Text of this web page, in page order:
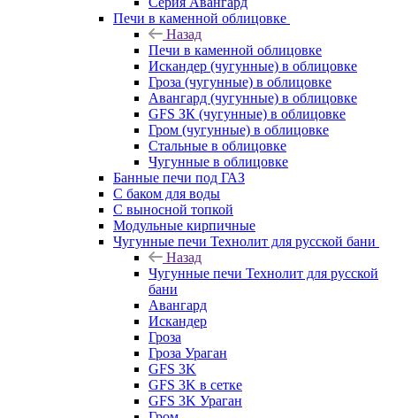
Печи в каменной облицовке
Назад
Печи в каменной облицовке
Искандер (чугунные) в облицовке
Гроза (чугунные) в облицовке
Авангард (чугунные) в облицовке
GFS ЗК (чугунные) в облицовке
Гром (чугунные) в облицовке
Стальные в облицовке
Чугунные в облицовке
Банные печи под ГАЗ
С баком для воды
С выносной топкой
Модульные кирпичные
Чугунные печи Технолит для русской бани
Назад
Чугунные печи Технолит для русской
бани
Авангард
Искандер
Гроза
Гроза Ураган
GFS 3K
GFS 3K в сетке
GFS 3K Ураган